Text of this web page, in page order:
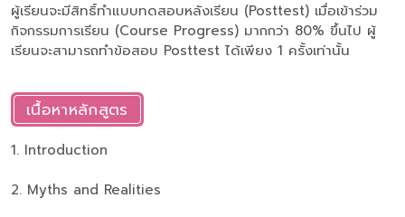
ผู้เรียนจะมีสิทธิ์ทำแบบทดสอบหลังเรียน (Posttest) เมื่อเข้าร่วม
กิจกรรมการเรียน (Course Progress) มากกว่า 80% ขึ้นไป ผู้
เรียนจะสามารถทำข้อสอบ Posttest ได้เพียง 1 ครั้งเท่านั้น
เนื้อหาหลักสูตร
1. Introduction
2. Myths and Realities